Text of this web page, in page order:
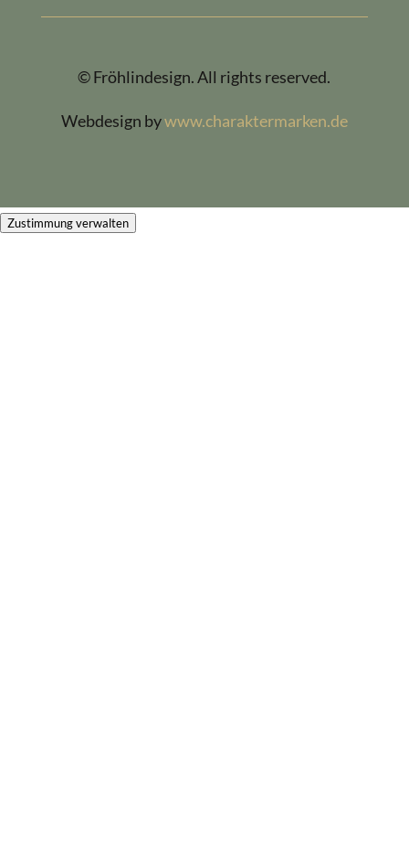
© Fröhlindesign. All rights reserved.
Webdesign bywww.charaktermarken.de
Zustimmung verwalten